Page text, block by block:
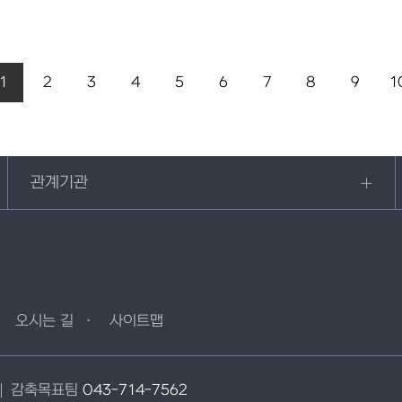
1 2 3 4 5 6 7 8 9
관계기관
오시는 길 사이트맵
감축목표팀 043-714-7562